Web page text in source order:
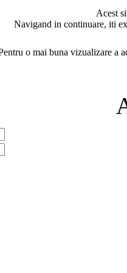
Acest
Navigand in continuare, iti
o mai buna vizualizare a